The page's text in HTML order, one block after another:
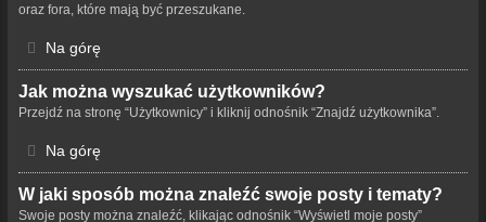
oraz fora, które mają być przeszukane.
Na górę
Jak można wyszukać użytkowników?
Przejdź na stronę “Użytkownicy” i kliknij odnośnik “Znajdź użytkownika”.
Na górę
W jaki sposób można znaleźć swoje posty i tematy?
Swoje posty można znaleźć, klikając odnośnik “Wyświetl moje posty”